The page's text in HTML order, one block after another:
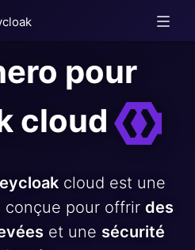
pour
cloud
cloud est une
conçue pour offrir des
et une sécurité